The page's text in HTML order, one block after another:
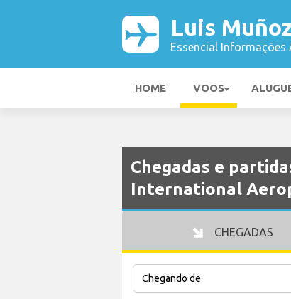
Luis
Essencial
HOME VOOS
Chegadas e
International
CHEGADAS